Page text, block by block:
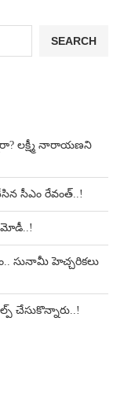
SEARCH
లక్ష్మీ నారాయణని
సీఎం రేవంత్..!
మోడీ..!
సునామీ హెచ్చరికలు
చేసుకొన్నారు..!